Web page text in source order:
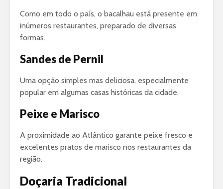
Como em todo o país, o bacalhau está presente em
inúmeros restaurantes, preparado de diversas
formas.
Sandes de Pernil
Uma opção simples mas deliciosa, especialmente
popular em algumas casas históricas da cidade.
Peixe e Marisco
A proximidade ao Atlântico garante peixe fresco e
excelentes pratos de marisco nos restaurantes da
região.
Doçaria Tradicional